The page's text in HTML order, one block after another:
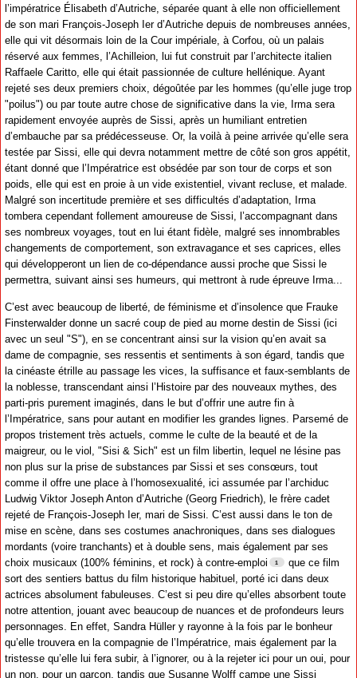
l’impératrice Élisabeth d’Autriche, séparée quant à elle non officiellement
de son mari François-Joseph Ier d’Autriche depuis de nombreuses années,
elle qui vit désormais loin de la Cour impériale, à Corfou, où un palais
réservé aux femmes, l’Achilleion, lui fut construit par l’architecte italien
Raffaele Caritto, elle qui était passionnée de culture hellénique. Ayant
rejeté ses deux premiers choix, dégoûtée par les hommes (qu’elle juge trop
"poilus") ou par toute autre chose de significative dans la vie, Irma sera
rapidement envoyée auprès de Sissi, après un humiliant entretien
d’embauche par sa prédécesseuse. Or, la voilà à peine arrivée qu’elle sera
testée par Sissi, elle qui devra notamment mettre de côté son gros appétit,
étant donné que l’Impératrice est obsédée par son tour de corps et son
poids, elle qui est en proie à un vide existentiel, vivant recluse, et malade.
Malgré son incertitude première et ses difficultés d’adaptation, Irma
tombera cependant follement amoureuse de Sissi, l’accompagnant dans
ses nombreux voyages, tout en lui étant fidèle, malgré ses innombrables
changements de comportement, son extravagance et ses caprices, elles
qui développeront un lien de co-dépendance aussi proche que Sissi le
permettra, suivant ainsi ses humeurs, qui mettront à rude épreuve Irma...
C’est avec beaucoup de liberté, de féminisme et d’insolence que Frauke
Finsterwalder donne un sacré coup de pied au morne destin de Sissi (ici
avec un seul "S"), en se concentrant ainsi sur la vision qu’en avait sa
dame de compagnie, ses ressentis et sentiments à son égard, tandis que
la cinéaste étrille au passage les vices, la suffisance et faux-semblants de
la noblesse, transcendant ainsi l’Histoire par des nouveaux mythes, des
parti-pris purement imaginés, dans le but d’offrir une autre fin à
l’Impératrice, sans pour autant en modifier les grandes lignes. Parsemé de
propos tristement très actuels, comme le culte de la beauté et de la
maigreur, ou le viol, "Sisi & Sich" est un film libertin, lequel ne lésine pas
non plus sur la prise de substances par Sissi et ses consœurs, tout
comme il offre une place à l’homosexualité, ici assumée par l’archiduc
Ludwig Viktor Joseph Anton d’Autriche (Georg Friedrich), le frère cadet
rejeté de François-Joseph Ier, mari de Sissi. C’est aussi dans le ton de
mise en scène, dans ses costumes anachroniques, dans ses dialogues
mordants (voire tranchants) et à double sens, mais également par ses
choix musicaux (100% féminins, et rock) à contre-emploi
que ce film
sort des sentiers battus du film historique habituel, porté ici dans deux
actrices absolument fabuleuses. C’est si peu dire qu’elles absorbent toute
notre attention, jouant avec beaucoup de nuances et de profondeurs leurs
personnages. En effet, Sandra Hüller y rayonne à la fois par le bonheur
qu’elle trouvera en la compagnie de l’Impératrice, mais également par la
tristesse qu’elle lui fera subir, à l’ignorer, ou à la rejeter ici pour un oui, pour
un non, pour un garçon, tandis que Susanne Wolff campe une Sissi